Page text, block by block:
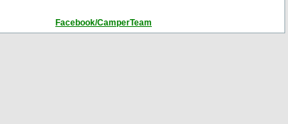
Facebook/CamperTeam